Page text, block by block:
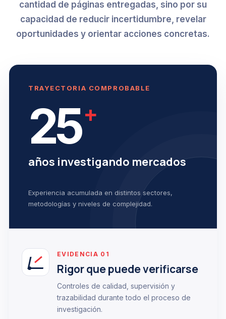
cantidad de páginas entregadas, sino por su
capacidad de reducir incertidumbre, revelar
oportunidades y orientar acciones concretas.
TRAYECTORIA COMPROBABLE
25+
años investigando mercados
Experiencia acumulada en distintos sectores,
metodologías y niveles de complejidad.
EVIDENCIA 01
Rigor que puede verificarse
Controles de calidad, supervisión y
trazabilidad durante todo el proceso de
investigación.